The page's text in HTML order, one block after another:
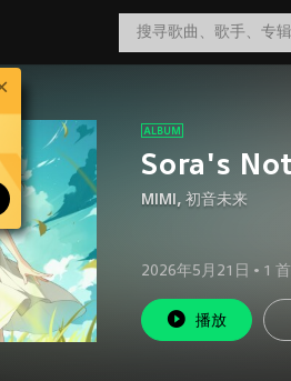
Sora's
MIMI, 初音未来
2026年5月21日 • 1
播放